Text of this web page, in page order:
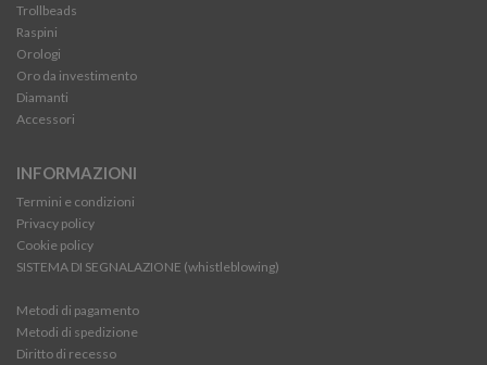
Trollbeads
Raspini
Orologi
Oro da investimento
Diamanti
Accessori
INFORMAZIONI
Termini e condizioni
Privacy policy
Cookie policy
SISTEMA DI SEGNALAZIONE (whistleblowing)
Metodi di pagamento
Metodi di spedizione
Diritto di recesso